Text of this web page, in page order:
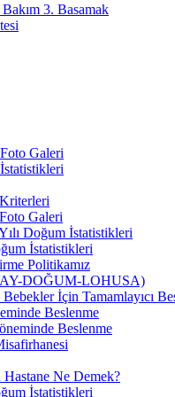
3. Basamak
Galeri
Galeri
Doğum İstatistikleri
İstatistikleri
Politikamız
DOĞUM-LOHUSA)
Bebekler İçin Tamamlayıcı
Beslenme
Beslenme
Ne Demek?
İstatistikleri